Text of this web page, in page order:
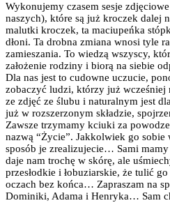
Wykonujemy czasem sesje
naszych), które są już kroczek dalej
malutki kroczek, ta maciupeńka
dłoni. Ta drobna zmiana wnosi tyle
zamieszania. To wiedzą wszyscy,
założenie rodziny i biorą na siebie
Dla nas jest to cudowne uczucie,
zobaczyć ludzi, którzy już
ze zdjęć ze ślubu i naturalnym jest
już w rozszerzonym składzie,
Zawsze trzymamy kciuki za
nazwą “Życie”. Jakkolwiek go
sposób je zrealizujecie… Sami
daje nam trochę w skórę, ale
przesłodkie i łobuziarskie, że tulić
oczach bez końca… Zapraszam na
Dominiki, Adama i Henryka… Sam